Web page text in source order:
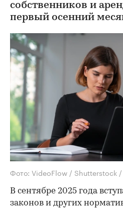
собственников и
первый осенний
Фото: VideoFlow / Shutterstock /
В сентябре 2025 года
законов и других